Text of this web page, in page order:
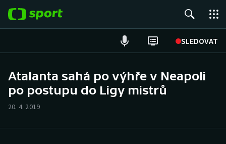
SLEDOVAT
Hokej
Atalanta sahá po výhře v Neapoli
po postupu do Ligy mistrů
20. 4. 2019